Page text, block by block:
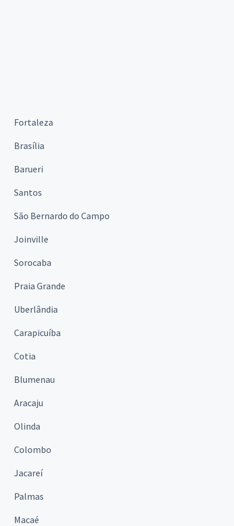
Fortaleza
Brasília
Barueri
Santos
São Bernardo do Campo
Joinville
Sorocaba
Praia Grande
Uberlândia
Carapicuíba
Cotia
Blumenau
Aracaju
Olinda
Colombo
Jacareí
Palmas
Macaé